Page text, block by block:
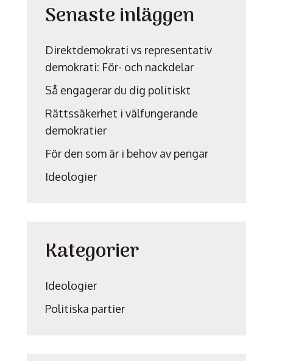
Senaste inläggen
Direktdemokrati vs representativ
demokrati: För- och nackdelar
Så engagerar du dig politiskt
Rättssäkerhet i välfungerande
demokratier
För den som är i behov av pengar
Ideologier
Kategorier
Ideologier
Politiska partier